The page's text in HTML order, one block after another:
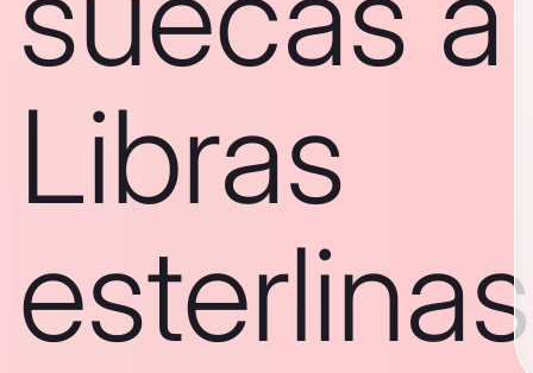
Libras
esterlinas